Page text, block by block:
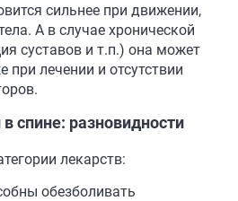
сильнее при движении,
А в случае хронической
суставов и т.п.) она может
при лечении и отсутствии
спине: разновидности
лекарств:
обезболивать